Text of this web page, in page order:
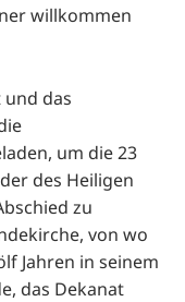
willkommen
das
um die 23
des Heiligen
zu
von wo
Jahren in seinem
das Dekanat